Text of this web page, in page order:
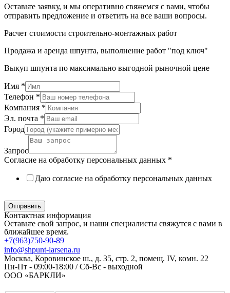
Оставьте заявку, и мы оперативно свяжемся с вами, чтобы
отправить предложение и ответить на все ваши вопросы.
Расчет стоимости строительно-монтажных работ
Продажа и аренда шпунта, выполнение работ "под ключ"
Выкуп шпунта по максимально выгодной рыночной цене
Имя *
Телефон *
Компания *
Эл. почта *
Город
Запрос
Согласие на обработку персональных данных *
Даю согласие на обработку персональных данных
Отправить
Контактная информация
Оставьте свой запрос, и наши специалисты свяжутся с вами в
ближайшее время.
+7(963)750-90-89
info@shpunt-larsena.ru
Москва, Коровинское ш., д. 35, стр. 2, помещ. IV, комн. 22
Пн-Пт - 09:00-18:00 / Сб-Вс - выходной
ООО «БАРКЛИ»